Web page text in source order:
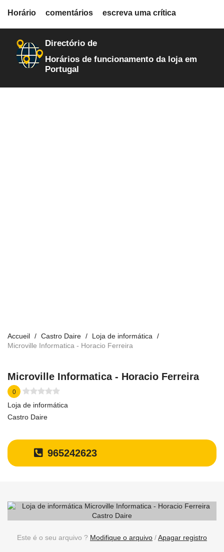
loja-de-informatica
Directório de
Horários de funcionamento da loja em
Portugal
Accueil Castro Daire
Loja de informática
Microville Informatica - Horacio Ferreira
Microville Informatica - Horacio Ferreira
0
Loja de informática
Castro Daire
965242623
Horário comentários escreva uma crítica
Este é o seu arquivo ? Modifique o arquivo /Apagar registro